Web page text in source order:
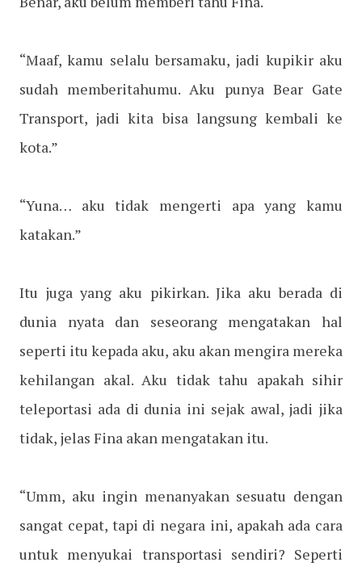
“Maaf, kamu selalu bersamaku, jadi kupikir aku
sudah memberitahumu. Aku punya Bear Gate
Transport, jadi kita bisa langsung kembali ke
kota.”
“Yuna… aku tidak mengerti apa yang kamu
katakan.”
Itu juga yang aku pikirkan. Jika aku berada di
dunia nyata dan seseorang mengatakan hal
seperti itu kepada aku, aku akan mengira mereka
kehilangan akal. Aku tidak tahu apakah sihir
teleportasi ada di dunia ini sejak awal, jadi jika
tidak, jelas Fina akan mengatakan itu.
“Umm, aku ingin menanyakan sesuatu dengan
sangat cepat, tapi di negara ini, apakah ada cara
untuk menyukai transportasi sendiri? Seperti